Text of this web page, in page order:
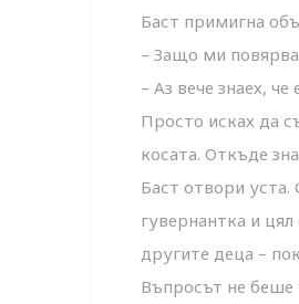
Баст примигна
– Защо ми
– Аз вече знаех,
Просто исках да
косата. Откъде
Баст отвори
гувернантка и
другите деца –
Въпросът не беше